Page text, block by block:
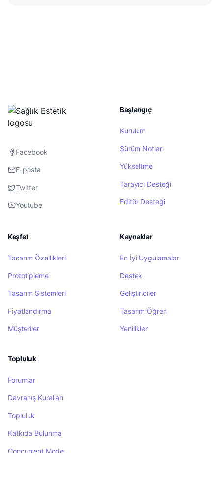
Facebook
E-posta
Twitter
Youtube
Başlangıç
Kurulum
Sürüm Notları
Yükseltme
Tarayıcı Desteği
Editör Desteği
Keşfet
Tasarım Özellikleri
Prototipleme
Tasarım Sistemleri
Fiyatlandırma
Müşteriler
Kaynaklar
En İyi Uygulamalar
Destek
Geliştiriciler
Tasarım Öğren
Yenilikler
Topluluk
Forumlar
Davranış Kuralları
Topluluk
Katkıda Bulunma
Concurrent Mode